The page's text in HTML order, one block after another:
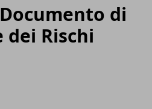
Documento di
Rischi